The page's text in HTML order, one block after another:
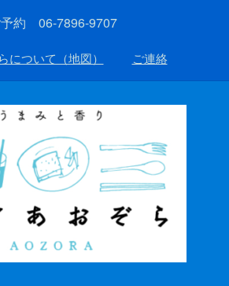
予約 06-7896-9707
について（地図） ご連絡